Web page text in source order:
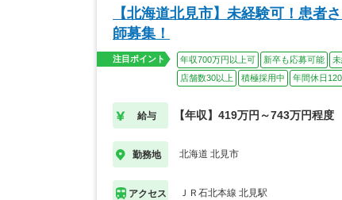
【北海道北見市】未経験可！患者
師募集！
注目ポイント 年収700万円以上可 新卒も応募可能
店舗数30以上
積極採用中 年間休日
給与 【年収】419万円～743万円程度
勤務地 北海道 北見市
アクセス ＪＲ石北本線 北見駅